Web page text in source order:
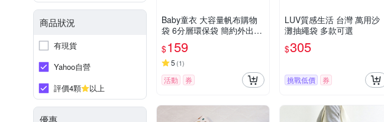
商品狀況
有現貨
Yahoo自營
評價4顆
以上
優惠
Baby童衣 大容量帆布購物
袋 6分層環保袋 簡約外出單
肩購物包 11672
$159
5 (1)
活動 券
LUV質感生活 台灣 萬⽤沙
灘抽繩袋 多款可選
$305
挑戰低價 券